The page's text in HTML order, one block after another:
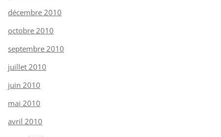
décembre 2010
octobre 2010
septembre 2010
juillet 2010
juin 2010
mai 2010
avril 2010